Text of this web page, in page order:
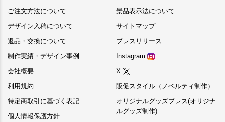
ご注文方法について
デザイン入稿について
返品・交換について
制作実績・デザイン事例
会社概要
利用規約
特定商取引に基づく表記
個人情報保護方針
景品表示法について
サイトマップ
プレスリリース
Instagram
X
販促スタイル（ノベルティ制作）
オリジナルグッズプレス(オリジナ
ルグッズ制作)